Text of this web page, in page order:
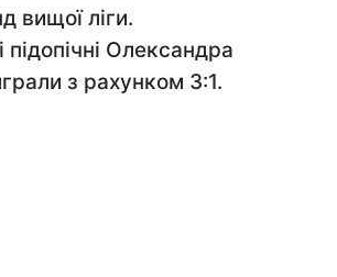
вищої ліги.
Олександра
з рахунком 3:1.